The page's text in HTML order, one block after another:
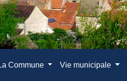
Commune Vie municipale